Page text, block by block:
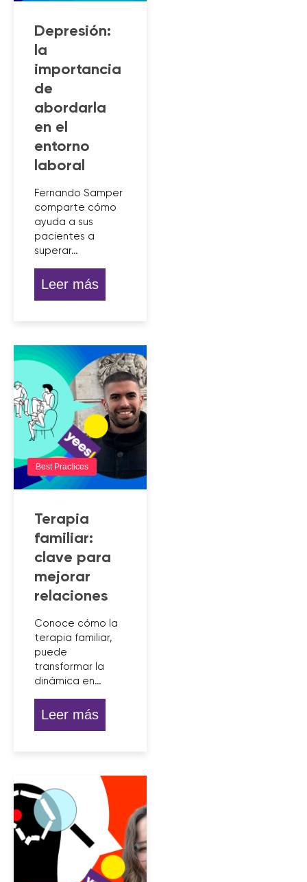
Depresión:
la
importancia
de
abordarla
en el
entorno
laboral
Fernando Samper
comparte cómo
ayuda a sus
pacientes a
superar…
Leer más
Best Practices
Terapia
familiar:
clave para
mejorar
relaciones
Conoce cómo la
terapia familiar,
puede
transformar la
dinámica en…
Leer más